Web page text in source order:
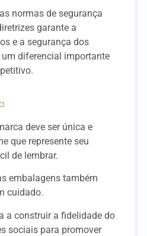
normas de segurança
garante a
e a segurança dos
diferencial importante
deve ser única e
que represente seu
de lembrar.
embalagens também
cuidado.
a construir a fidelidade do
sociais para promover